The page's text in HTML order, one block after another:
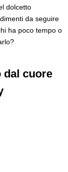
dolcetto
da seguire
ha poco tempo o
dal cuore